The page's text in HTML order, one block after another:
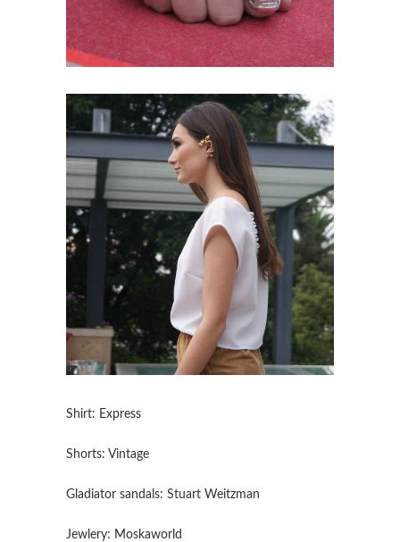
Shirt: Express
Shorts: Vintage
Gladiator sandals: Stuart Weitzman
Jewlery: Moskaworld